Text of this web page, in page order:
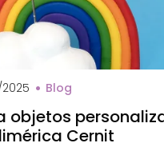
Blog
objetos
Cernit